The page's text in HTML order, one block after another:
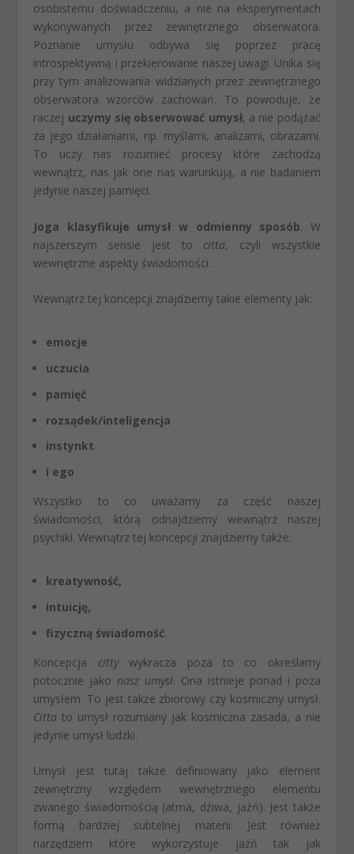
osobistemu doświadczeniu, a nie na eksperymentach
wykonywanych przez zewnętrznego obserwatora.
Poznanie umysłu odbywa się poprzez pracę
introspektywną i przekierowanie naszej uwagi. Unika się
przy tym analizowania widzianych przez zewnętrznego
obserwatora wzorców zachowań. To powoduje, że
raczej uczymy się obserwować umysł, a nie podążać
za jego działaniami, np. myślami, analizami, obrazami.
To uczy nas rozumieć procesy które zachodzą
wewnątrz, nas jak one nas warunkują, a nie badaniem
jedynie naszej pamięci.
Joga klasyfikuje umysł w odmienny sposób. W
najszerszym sensie jest to citta, czyli wszystkie
wewnętrzne aspekty świadomości.
Wewnątrz tej koncepcji znajdziemy takie elementy jak:
emocje
uczucia
pamięć
rozsądek/inteligencja
instynkt
i ego
Wszystko to co uważamy za część naszej
świadomości, którą odnajdziemy wewnątrz naszej
psychiki. Wewnątrz tej koncepcji znajdziemy także:
kreatywność,
intuicję,
fizyczną świadomość.
Koncepcja cittywykracza poza to co określamy
potocznie jakonasz umysł. Ona istnieje ponad i poza
umysłem. To jest także zbiorowy czy kosmiczny umysł.
Citta to umysł rozumiany jak kosmiczna zasada, a nie
jedynie umysł ludzki.
Umysł jest tutaj także definiowany jako element
zewnętrzny względem wewnętrznego elementu
zwanego świadomością (atma, dźiwa, jaźń). Jest także
formą bardziej subtelnej materii. Jest również
narzędziem które wykorzystuje jaźń tak jak